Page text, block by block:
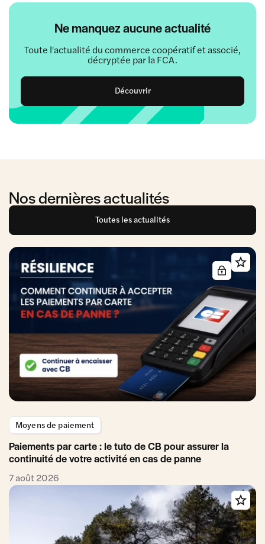
Ne manquez aucune actualité
Toute l'actualité du commerce coopératif et associé,
décryptée par la FCA.
Découvrir
Nos dernières actualités
Toutes les actualités
Moyens de paiement
Paiements par carte : le tuto de CB pour assurer la
continuité de votre activité en cas de panne
7 août 2026